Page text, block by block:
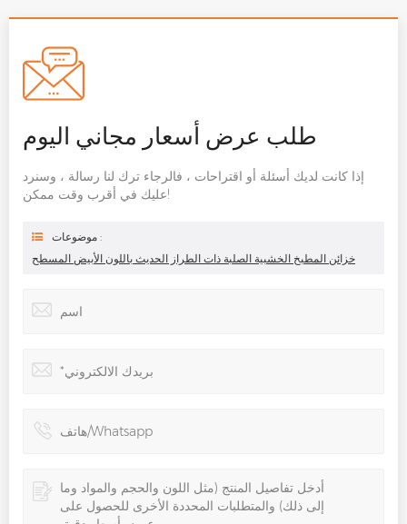
طلب عرض أسعار مجاني اليوم
إذا كانت لديك أسئلة أو اقتراحات ، فالرجاء ترك لنا رسالة ، وسنرد
عليك في أقرب وقت ممكن!
موضوعات :
خزائن المطبخ الخشبية الصلبة ذات الطراز الحديث باللون الأبيض المسطح